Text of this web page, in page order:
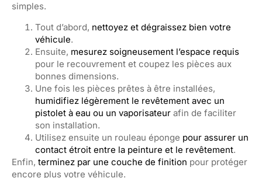
simples.
Tout d’abord, nettoyez et dégraissez bien votre
véhicule.
Ensuite, mesurez soigneusement l’espace requis
pour le recouvrement et coupez les pièces aux
bonnes dimensions.
Une fois les pièces prêtes à être installées,
humidifiez légèrement le revêtement avec un
pistolet à eau ou un vaporisateur afin de faciliter
son installation.
Utilisez ensuite un rouleau éponge pour assurer un
contact étroit entre la peinture et le revêtement.
Enfin, terminez par une couche de finition pour protéger
encore plus votre véhicule.